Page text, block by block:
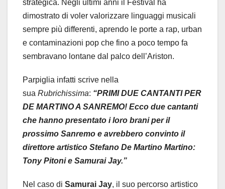
strategica. Negli ultimi anni il Festival ha
dimostrato di voler valorizzare linguaggi musicali
sempre più differenti, aprendo le porte a rap, urban
e contaminazioni pop che fino a poco tempo fa
sembravano lontane dal palco dell’Ariston.
Parpiglia infatti scrive nella
sua Rubrichissima: “PRIMI DUE CANTANTI PER
DE MARTINO A SANREMO! Ecco due cantanti
che hanno presentato i loro brani per il
prossimo Sanremo e avrebbero convinto il
direttore artistico Stefano De Martino Martino:
Tony Pitoni e Samurai Jay.”
Nel caso di Samurai Jay, il suo percorso artistico